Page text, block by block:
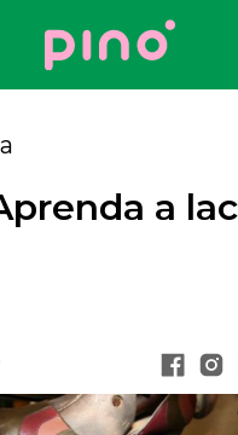
menu
Your Company
a